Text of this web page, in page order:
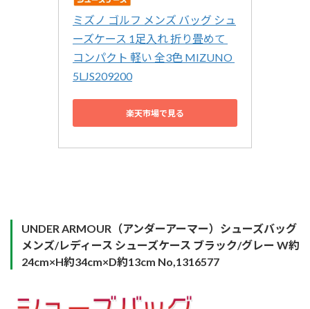
ミズノ ゴルフ メンズ バッグ シュ
ーズケース 1足入れ 折り畳めて
コンパクト 軽い 全3色 MIZUNO
5LJS209200
楽天市場で見る
UNDER ARMOUR（アンダーアーマー）シューズバッグ
メンズ/レディース シューズケース ブラック/グレー W約
24cm×H約34cm×D約13cm No,1316577